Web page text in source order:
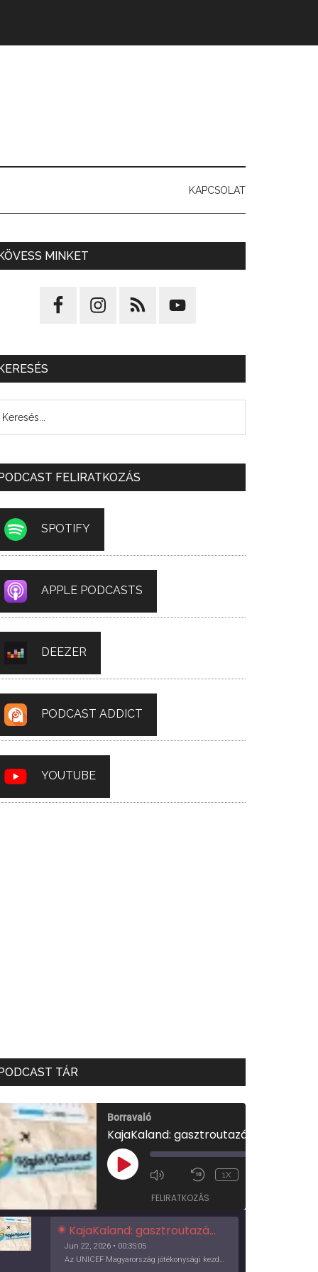
KAPCSOLAT
MINKET
FELIRATKOZÁS
SPOTIFY
APPLE PODCASTS
DEEZER
PODCAST ADDICT
YOUTUBE
TÁR
Borravaló
PLAY
EPISODE
1X
FELIRATKOZÁS
KajaKaland: gasztroutazás a föld körül
Jun 22, 2026 • 00:35:05
Az UNICEF Magyarország jótékonysági kezdeményezése izgalmas, egész éves világkörüli ízutazásra hív, igazi családi program és gasztroedukáció, illetve segítség a rászorulóknak is egyben.